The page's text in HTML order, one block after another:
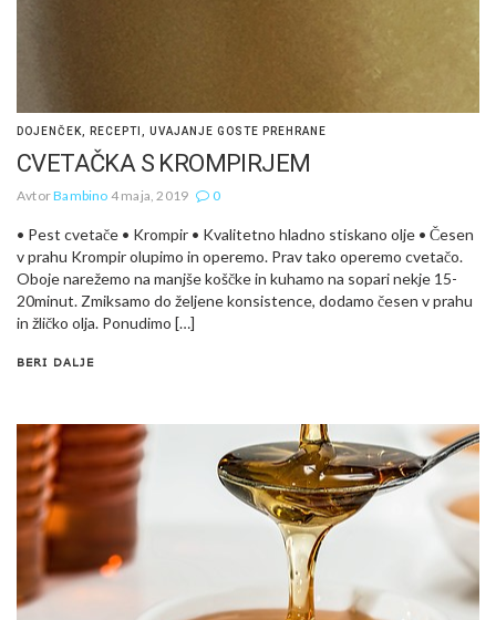
DOJENČEK RECEPTI UVAJANJE GOSTE PREHRANE
CVETAČKA S KROMPIRJEM
AvtorBambino 4 maja, 2019 0
• Pest cvetače • Krompir • Kvalitetno hladno stiskano olje • Česen
v prahu Krompir olupimo in operemo. Prav tako operemo cvetačo.
Oboje narežemo na manjše koščke in kuhamo na sopari nekje 15-
20minut. Zmiksamo do željene konsistence, dodamo česen v prahu
in žličko olja. Ponudimo […]
BERI DALJE